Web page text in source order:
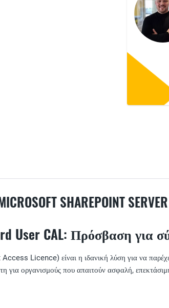
SHAREPOINT SERVER
User CAL: Πρόσβαση για
Licence) είναι η ιδανική λύση για να
για οργανισμούς που απαιτούν ασφαλή,